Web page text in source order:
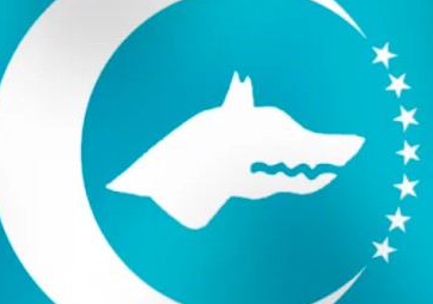
Drapeaux Nationaux
Anciens États Turcs
Mâts de Drapeaux
Fanions Maritimes
Drapeaux en Papier
Voir Tous les Produits